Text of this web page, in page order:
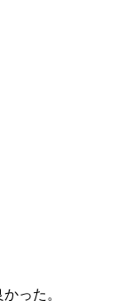
った。